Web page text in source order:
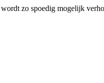
zo spoedig mogelijk